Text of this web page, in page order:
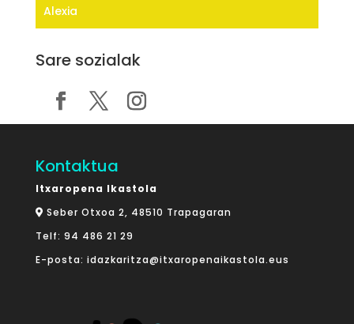
Alexia
Sare sozialak
Kontaktua
Itxaropena Ikastola
Seber Otxoa 2, 48510 Trapagaran
Telf: 94 486 21 29
E-posta: idazkaritza@itxaropenaikastola.eus